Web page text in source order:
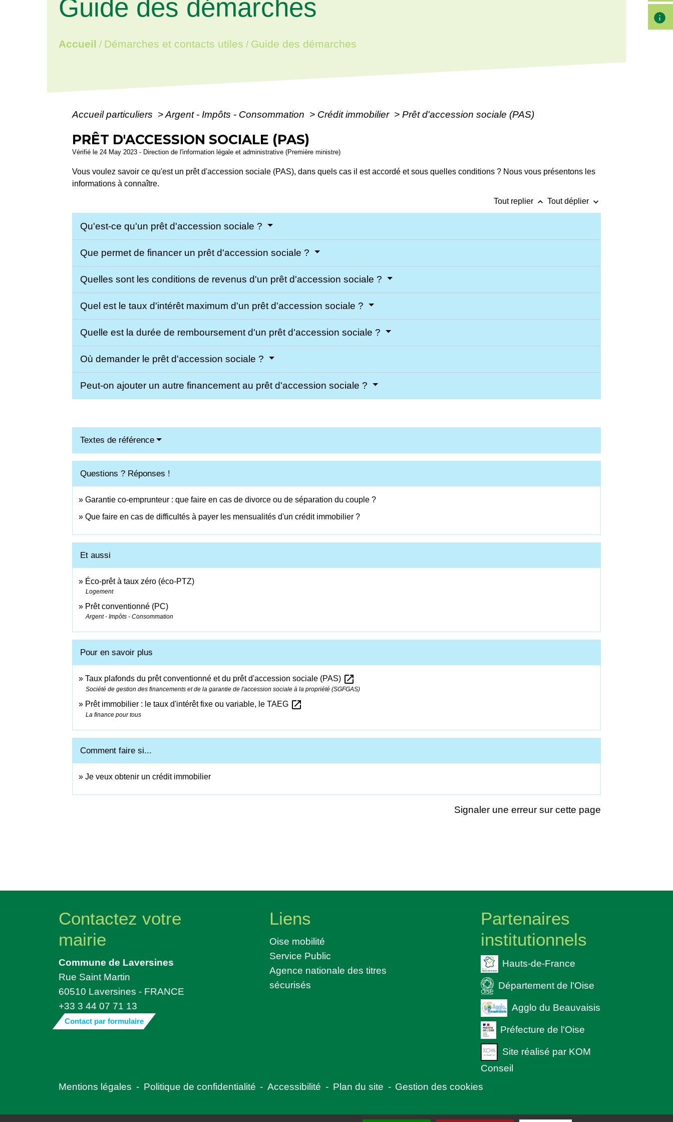
Guide des démarches
Accueil / Démarches et contacts utiles / Guide des démarches
Accueil particuliers >Argent - Impôts - Consommation > Crédit immobilier > Prêt d'accession sociale (PAS)
PRÊT D'ACCESSION SOCIALE (PAS)
Vérifié le 24 May 2023 - Direction de l'information légale et administrative (Première ministre)
Vous voulez savoir ce qu'est un prêt d'accession sociale (PAS), dans quels cas il est accordé et sous quelles conditions ? Nous vous présentons les
informations à connaître.
Tout replier keyboard_arrow_up Tout déplier keyboard_arrow_down
Qu'est-ce qu'un prêt d'accession sociale ?
Que permet de financer un prêt d'accession sociale ?
Quelles sont les conditions de revenus d'un prêt d'accession sociale ?
Quel est le taux d'intérêt maximum d'un prêt d'accession sociale ?
Quelle est la durée de remboursement d'un prêt d'accession sociale ?
Où demander le prêt d'accession sociale ?
Peut-on ajouter un autre financement au prêt d'accession sociale ?
Textes de référence
Questions ? Réponses !
Garantie co-emprunteur : que faire en cas de divorce ou de séparation du couple ?
Que faire en cas de difficultés à payer les mensualités d'un crédit immobilier ?
Et aussi
Éco-prêt à taux zéro (éco-PTZ)
Logement
Prêt conventionné (PC)
Argent - Impôts - Consommation
Pour en savoir plus
Taux plafonds du prêt conventionné et du prêt d'accession sociale (PAS) open_in_new
Société de gestion des financements et de la garantie de l'accession sociale à la propriété (SGFGAS)
Prêt immobilier : le taux d'intérêt fixe ou variable, le TAEG open_in_new
La finance pour tous
Comment faire si...
Je veux obtenir un crédit immobilier
Signaler une erreur sur cette page
info
Contactez votre
mairie
Commune de Laversines
Rue Saint Martin
60510 Laversines - FRANCE
+33 3 44 07 71 13
Contact par formulaire
Liens
Oise mobilité
Service Public
Agence nationale des titres
sécurisés
Partenaires
institutionnels
Hauts-de-France
Département de l'Oise
Agglo du Beauvaisis
Préfecture de l'Oise
Site réalisé par KOM
Conseil
Mentions légales - Politique de confidentialité - Accessibilité - Plan du site - Gestion des cookies